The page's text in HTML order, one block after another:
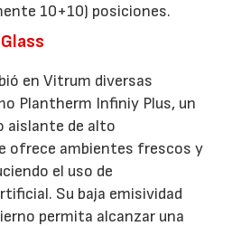
10+10) posiciones.
en Vitrum diversas
Plantherm Infiniy Plus, un
aislante de alto
ofrece ambientes frescos y
el uso de
Su baja emisividad
permita alcanzar una